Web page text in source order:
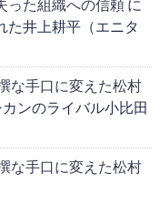
た組織への信頼に
た井上耕平（エニタ
な手口に変えた松村
ンのライバル小比田
な手口に変えた松村